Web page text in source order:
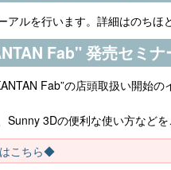
ルを行います。詳細はのちほど
Fab" 発売セミナ
Fab”の店頭取扱い開始
3Dの便利な使い方などを
こちら◆